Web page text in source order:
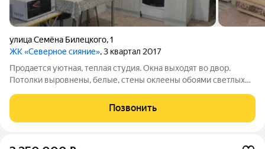
улица Семёна Билецкого,1
ЖК «Северное сияние», 3 квартал 2017
Продается уютная, теплая студия. Окна выходят во двор.
Потолки выровнены, белые, стены оклеены обоями светлых
Балкон застеклен, санузел совмещенный, облицован кафелем.
Приборы учета имеются на
Позвонить